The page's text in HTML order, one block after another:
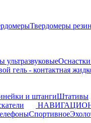
Твердомеры
ультразвуковыеОснастки
гель - контактная
и штангиШтативы
Спортивное